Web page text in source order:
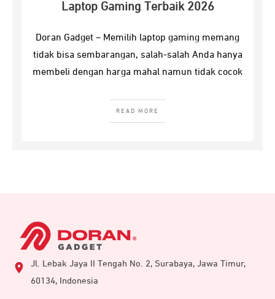
Laptop Gaming Terbaik 2026
Doran Gadget – Memilih laptop gaming memang
tidak bisa sembarangan, salah-salah Anda hanya
membeli dengan harga mahal namun tidak cocok
READ MORE
Jl. Lebak Jaya II Tengah No. 2, Surabaya, Jawa Timur,
60134, Indonesia